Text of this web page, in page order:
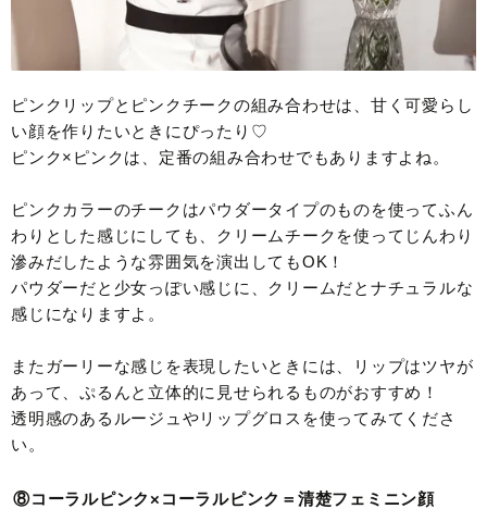
ピンクリップとピンクチークの組み合わせは、甘く可愛らし
い顔を作りたいときにぴったり♡
ピンク×ピンクは、定番の組み合わせでもありますよね。
ピンクカラーのチークはパウダータイプのものを使ってふん
わりとした感じにしても、クリームチークを使ってじんわり
滲みだしたような雰囲気を演出してもOK！
パウダーだと少女っぽい感じに、クリームだとナチュラルな
感じになりますよ。
またガーリーな感じを表現したいときには、リップはツヤが
あって、ぷるんと立体的に見せられるものがおすすめ！
透明感のあるルージュやリップグロスを使ってみてくださ
い。
⑧コーラルピンク×コーラルピンク＝清楚フェミニン顔